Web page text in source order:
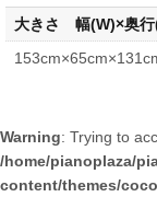
大きさ 幅(W)×奥行
Warning: Trying to
/home/pianoplaza/
content/themes/